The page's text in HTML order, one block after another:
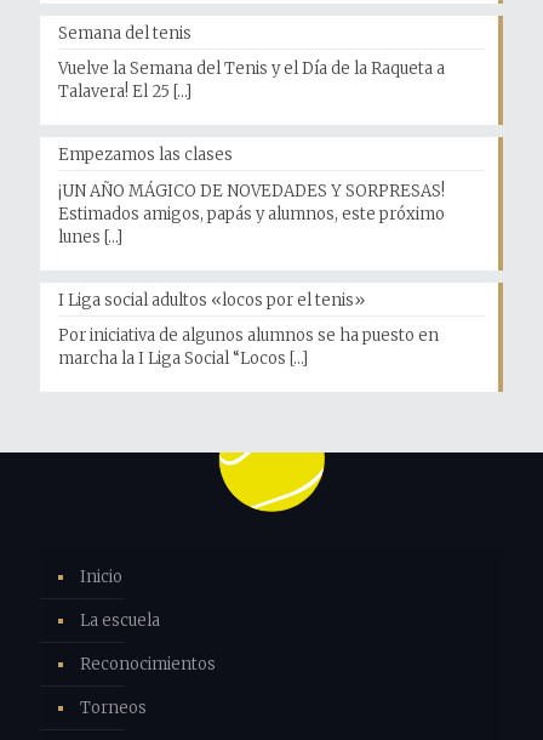
Semana del tenis
Vuelve la Semana del Tenis y el Día de la Raqueta a
Talavera! El 25 […]
Empezamos las clases
¡UN AÑO MÁGICO DE NOVEDADES Y SORPRESAS!
Estimados amigos, papás y alumnos, este próximo
lunes […]
I Liga social adultos «locos por el tenis»
Por iniciativa de algunos alumnos se ha puesto en
marcha la I Liga Social “Locos […]
Inicio
La escuela
Reconocimientos
Torneos